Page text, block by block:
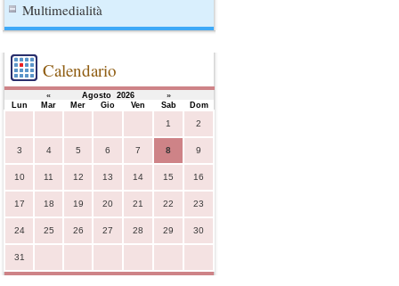
Multimedialità
Calendario
« Agosto 2026
»
Lun
Mar Mer Gio Ven Sab
Dom
1
2
3 4 5 6 7 8 9
10 11 12 13 14 15 16
17 18 19 20 21 22 23
24 25 26 27 28 29 30
31